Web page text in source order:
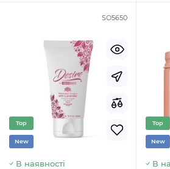
SO5650
Top
New
В наявності
Top
New
В